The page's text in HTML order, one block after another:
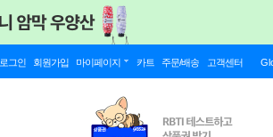
로그인 회원가입 마이페이지 카트 주문/배송 고객센터